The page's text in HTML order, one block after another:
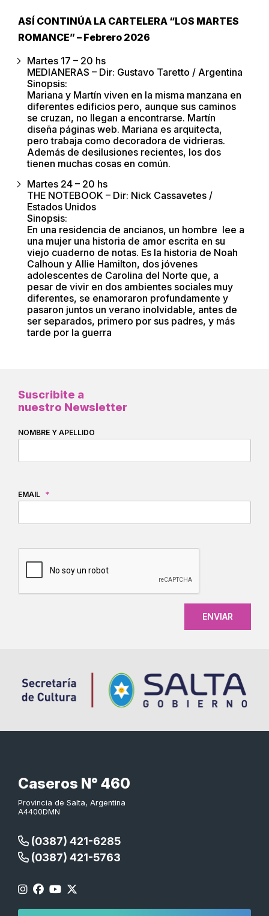
ASÍ CONTINÚA LA CARTELERA “LOS MARTES
ROMANCE” – Febrero 2026
Martes 17 – 20 hs
MEDIANERAS – Dir: Gustavo Taretto / Argentina
Sinopsis:
Mariana y Martín viven en la misma manzana en
diferentes edificios pero, aunque sus caminos
se cruzan, no llegan a encontrarse. Martín
diseña páginas web. Mariana es arquitecta,
pero trabaja como decoradora de vidrieras.
Además de desilusiones recientes, los dos
tienen muchas cosas en común.
Martes 24 – 20 hs
THE NOTEBOOK – Dir: Nick Cassavetes /
Estados Unidos
Sinopsis:
En una residencia de ancianos, un hombre lee a
una mujer una historia de amor escrita en su
viejo cuaderno de notas. Es la historia de Noah
Calhoun y Allie Hamilton, dos jóvenes
adolescentes de Carolina del Norte que, a
pesar de vivir en dos ambientes sociales muy
diferentes, se enamoraron profundamente y
pasaron juntos un verano inolvidable, antes de
ser separados, primero por sus padres, y más
tarde por la guerra
Suscribite a
nuestro Newsletter
NOMBRE Y APELLIDO
EMAIL *
Caseros N° 460
Provincia de Salta, Argentina
A4400DMN
(0387) 421-6285
(0387) 421-5763